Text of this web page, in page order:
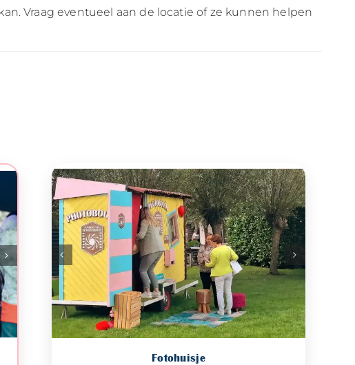
Vraag eventueel aan de locatie of ze kunnen helpen
Fotohuisje